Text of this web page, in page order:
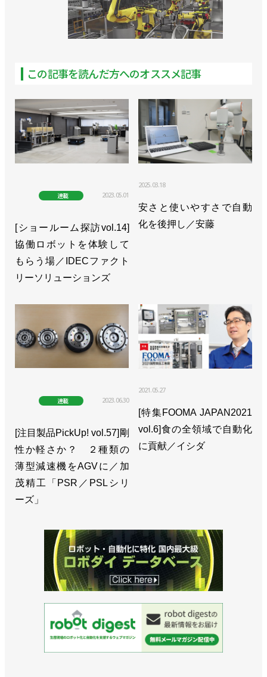
>>[2023国際ロボット展リポートvol. 14]各社各様で
ロボットメーカーの個性光る【前編】／川崎重工
>>変化に対応できる組織に／川崎重工業 坂東賢二
>>[活躍するロボジョvol.23]品質評価で性能向上に貢
献する／川崎重工業 近藤千恵さん
>>物流業界向けの内覧会でデバンニングロボをPR
>>大型汎用ロボット「MXPシリーズ」を発売、動作
性能など向上／川崎重工業
>>物流分野向けにデパレタイズの自動化ソリューシ
ョンを発売／川崎重工業
に注力／川崎重工業
>>愛知県でロボットPCR検査を開始／川崎重工業
>>１時間当たり最大600個、デバンニングロボット
>>ロボット検査システムで無料PCR検査サービスを
>>ビジョン2030、新たなロボ事業を6000億円に／
川崎重工業
>>周辺機器の認証で接続をスムーズに／川崎重工業
設置／川崎重工業
>>防じん、防水性能を備えた小型汎用ロボットを発
売／川崎重工業
>>［注目製品PickUp!vol.33］重労働の研削作業を遠
隔操縦ロボットで【前編】／川崎重工業
「Successor-G」
この記事を読んだ方へのオススメ記事
連載 2023.05.01
[ショールーム探訪vol.14]
協働ロボットを体験して
もらう場／IDECファクト
リーソリューションズ
2025.03.18
安さと使いやすさで自動
化を後押し／安藤
連載 2023.06.30
[注目製品PickUp! vol.57]剛
性か軽さか？ ２種類の
薄型減速機をAGVに／加
茂精工「PSR／PSLシリ
ーズ」
2021.05.27
[特集FOOMA JAPAN2021
vol.6]食の全領域で自動化
に貢献／イシダ